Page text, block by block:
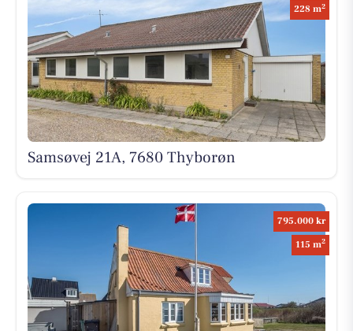
228 m2
Samsøvej 21A, 7680 Thyborøn
795.000 kr
115 m2